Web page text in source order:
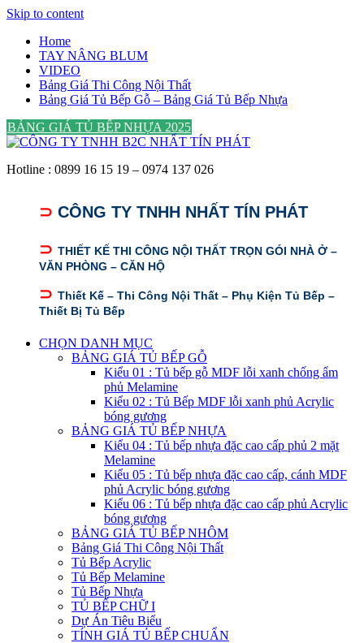
Skip to content
Home
TAY NÂNG BLUM
VIDEO
Bảng Giá Thi Công Nội Thất
Bảng Giá Tủ Bếp Gỗ – Bảng Giá Tủ Bếp Nhựa
BẢNG GIÁ TỦ BẾP NHỰA 2025
Hotline : 0899 16 15 19 – 0974 137 026
⊃ CÔNG TY TNHH NHẤT TÍN PHÁT
⊃ THIẾT KẾ THI CÔNG NỘI THẤT TRỌN GÓI NHÀ Ở –
VĂN PHÒNG – CĂN HỘ
⊃ Thiết Kế – Thi Công Nội Thất – Phụ Kiện Tủ Bếp –
Thiết Bị Tủ Bếp
CHỌN DANH MỤC
BẢNG GIÁ TỦ BẾP GỖ
Kiểu 01 : Tủ bếp gỗ MDF lỗi xanh chống ẩm
phủ Melamine
Kiểu 02 : Tủ Bếp MDF lỗi xanh phủ Acrylic
bóng gương
BẢNG GIÁ TỦ BẾP NHỰA
Kiểu 04 : Tủ bếp nhựa đặc cao cấp phủ 2 mặt
Melamine
Kiểu 05 : Tủ bếp nhựa đặc cao cấp, cánh MDF
phủ Acrylic bóng gương
Kiểu 06 : Tủ bếp nhựa đặc cao cấp phủ Acrylic
bóng gương
BẢNG GIÁ TỦ BẾP NHÔM
Bảng Giá Thi Công Nội Thất
Tủ Bếp Acrylic
Tủ Bếp Melamine
Tủ Bếp Nhựa
TỦ BẾP CHỮ I
Dự Án Tiêu Biểu
TÍNH GIÁ TỦ BẾP CHUẨN